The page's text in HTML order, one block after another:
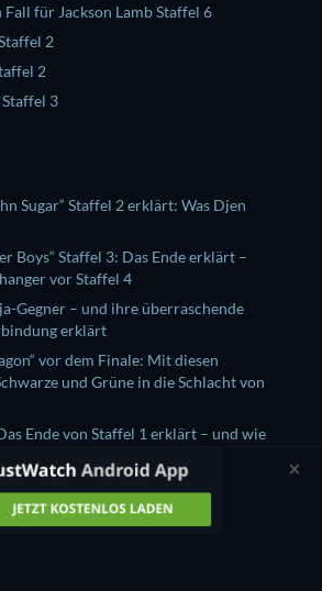
Fall für Jackson Lamb Staffel 6
2
2
3
Sugar“ Staffel 2 erklärt: Was Djen
Boys“ Staffel 3: Das Ende erklärt –
vor Staffel 4
Gegner – und ihre überraschende
erklärt
vor dem Finale: Mit diesen
und Grüne in die Schlacht von
Ende von Staffel 1 erklärt – und wie